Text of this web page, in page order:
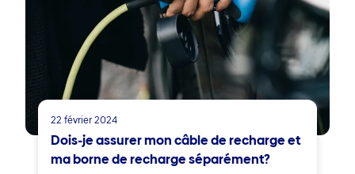
22 février 2024
Dois-je assurer mon câble de recharge et
ma borne de recharge séparément?